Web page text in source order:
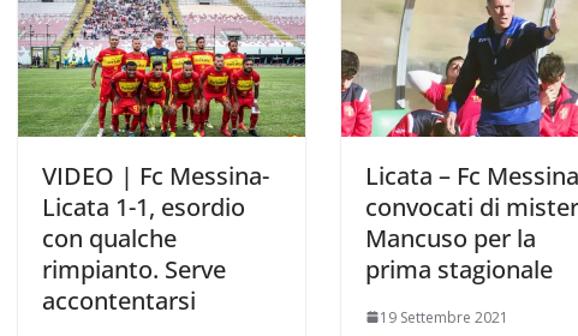
VIDEO | Fc Messina-
Licata 1-1, esordio
con qualche
rimpianto. Serve
accontentarsi
Licata – Fc
convocati di mister
Mancuso per la
prima stagionale
19 Settembre 2021